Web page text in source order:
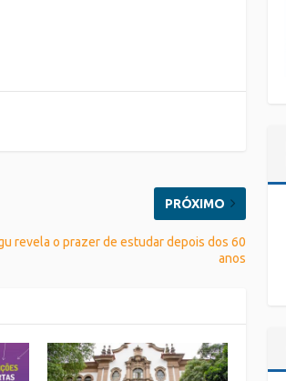
PRÓXIMO
revela o prazer de estudar depois dos 60
anos